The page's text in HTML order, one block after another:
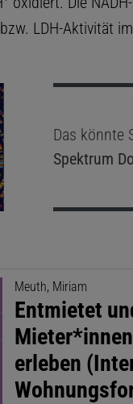
LDH-Aktivität
Das könnte
Spektrum
Meuth, Miriam
Entmietet
erleben